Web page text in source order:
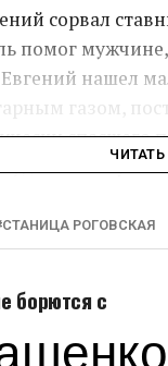
сорвал
помог
нашел
газом,
для него
СТАНИЦА РОГОВСКАЯ
борются с